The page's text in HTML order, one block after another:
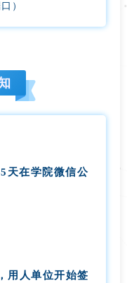
）
天在学院微信公
用人单位开始签